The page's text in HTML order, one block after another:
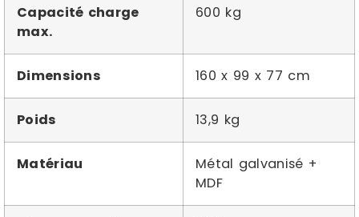
Capacité charge
max.
600 kg
Dimensions 160 x 99 x 77 cm
Poids 13,9 kg
Matériau
Métal galvanisé +
MDF